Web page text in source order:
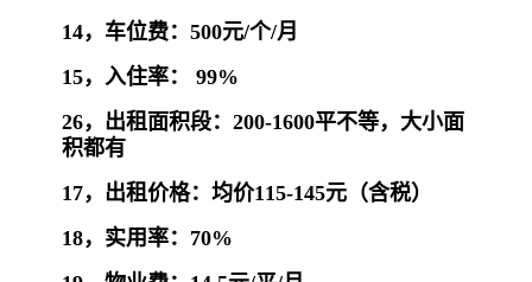
14，车位费：500元/个/月
15，入住率： 99%
26，出租面积段：200-1600平不等，大小面
积都有
17，出租价格：均价115-145元（含税）
18，实用率：70%